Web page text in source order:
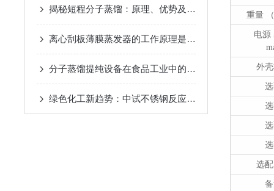
揭秘短程分子蒸馏：原理、优势及未来发展趋势 2024-
离心刮板薄膜蒸发器的工作原理是什么？ 2024-08-27
分子蒸馏提纯设备在食品工业中的应用
绿色化工新趋势：中试不锈钢反应釜的环保应用 2024-
重量
电源
外
选